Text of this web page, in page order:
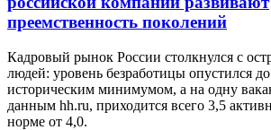
преемственность поколений
Кадровый рынок России столкнулся с
людей: уровень безработицы опустился
историческим минимумом, а на одну
данным hh.ru, приходится всего 3,5
норме от 4,0.